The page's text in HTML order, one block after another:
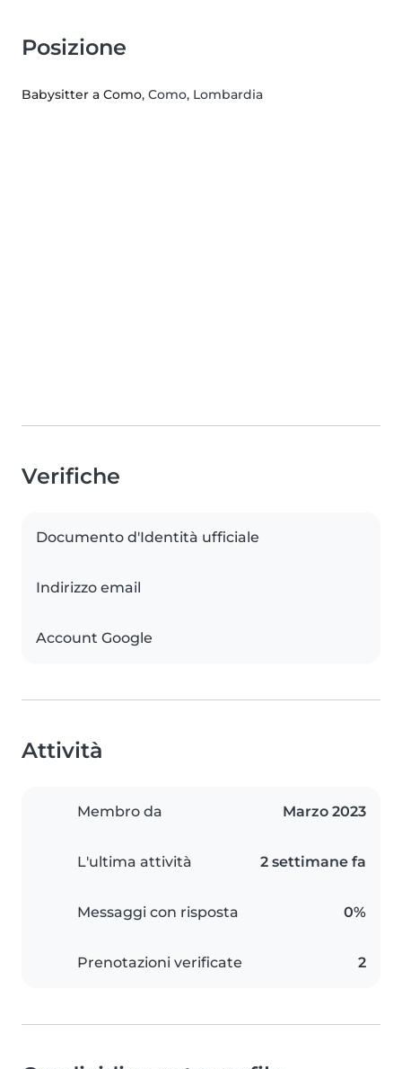
Posizione
Babysitter a Como, Como, Lombardia
Verifiche
Documento d'Identità ufficiale
Indirizzo email
Account Google
Attività
Membro da Marzo 2023
L'ultima attività 2 settimane fa
Messaggi con risposta 0%
Prenotazioni verificate 2